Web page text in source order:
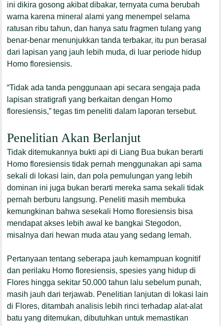
ini dikira gosong akibat dibakar, ternyata cuma berubah
warna karena mineral alami yang menempel selama
ratusan ribu tahun, dan hanya satu fragmen tulang yang
benar-benar menunjukkan tanda terbakar, itu pun berasal
dari lapisan yang jauh lebih muda, di luar periode hidup
Homo floresiensis.
“Tidak ada tanda penggunaan api secara sengaja pada
lapisan stratigrafi yang berkaitan dengan Homo
floresiensis,” tegas tim peneliti dalam laporan tersebut.
Penelitian Akan Berlanjut
Tidak ditemukannya bukti api di Liang Bua bukan berarti
Homo floresiensis tidak pernah menggunakan api sama
sekali di lokasi lain, dan pola pemulungan yang lebih
dominan ini juga bukan berarti mereka sama sekali tidak
pernah berburu langsung. Peneliti masih membuka
kemungkinan bahwa sesekali Homo floresiensis bisa
mendapat akses lebih awal ke bangkai Stegodon,
misalnya dari hewan muda atau yang sedang lemah.
Pertanyaan tentang seberapa jauh kemampuan kognitif
dan perilaku Homo floresiensis, spesies yang hidup di
Flores hingga sekitar 50.000 tahun lalu sebelum punah,
masih jauh dari terjawab. Penelitian lanjutan di lokasi lain
di Flores, ditambah analisis lebih rinci terhadap alat-alat
batu yang ditemukan, dibutuhkan untuk memastikan